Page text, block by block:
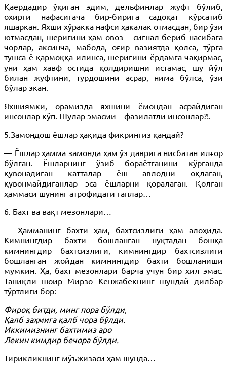
Қаердадир ўқиган эдим, дельфинлар жуфт бўлиб,
охирги нафасигача бир-бирига садоқат кўрсатиб
яшаркан. Яхши хўракка нафси ҳакалак отмасдан, бир ўзи
ютмасдан, шеригини ҳам овоз – сигнал бериб насибага
чорлар, аксинча, мабода, оғир вазиятда қолса, тўрга
тушса ё қармоққа илинса, шеригини ёрдамга чақирмас,
уни ҳам хавф остида қолдиришни истамас, шу йўл
билан жуфтини, турдошини асрар, нима бўлса, ўзи
бўлар экан.
Яхшиямки, орамизда яхшини ёмондан асрайдиган
инсонлар кўп. Шулар эмасми – фазилатли инсонлар?!.
5.Замондош ёшлар ҳақида фикрингиз қандай?
— Ёшлар ҳамма замонда ҳам ўз даврига нисбатан илғор
бўлган. Ёшларнинг ўзиб бораётганини кўрганда
қувонадиган катталар ёш авлодни оқлаган,
қувонмайдиганлар эса ёшларни қоралаган. Қолган
ҳаммаси шунинг атрофидаги гаплар…
6. Бахт ва вақт мезонлари…
— Ҳамманинг бахти ҳам, бахтсизлиги ҳам алоҳида.
Кимнингдир бахти бошланган нуқтадан бошқа
кимнингдир бахтсизлиги, кимнингдир бахтсизлиги
бошланган жойдан кимнингдир бахти бошланиши
мумкин. Ҳа, бахт мезонлари барча учун бир хил эмас.
Таниқли шоир Мирзо Кенжабекнинг шундай дилбар
тўртлиги бор:
Фироқ битди, минг пора бўлди,
Қалб заҳмига қалб чора бўлди.
Иккимизнинг бахтимиз аро
Лекин кимдир бечора бўлди.
Тирикликнинг мўъжизаси ҳам шунда…